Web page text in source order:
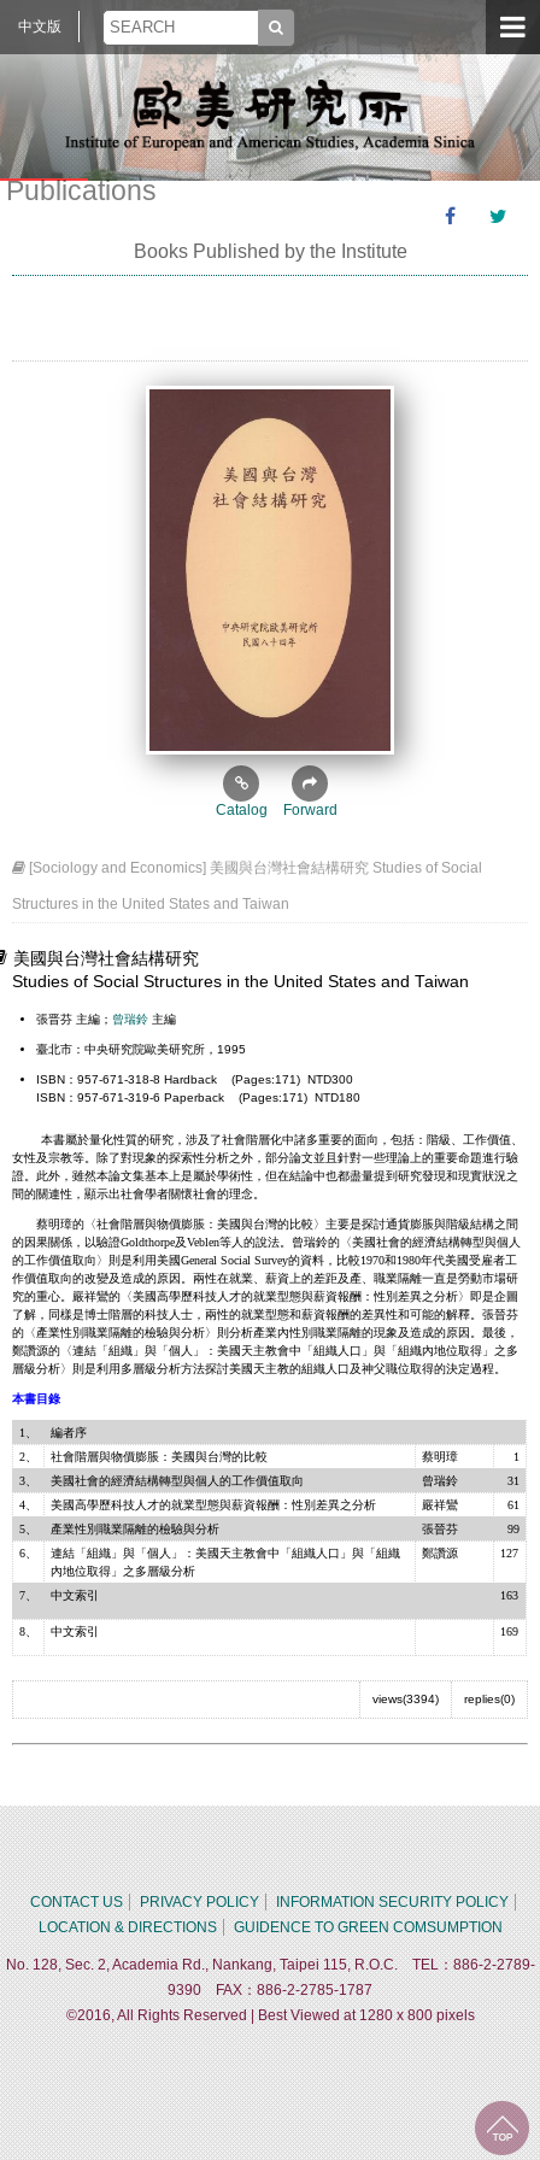
中文版
Publications
Books Published by the Institute
Catalog Forward
[Sociology and Economics] 美國與台灣社會結構研究 Studies of Social
Structures in the United States and Taiwan
美國與台灣社會結構研究
Studies of Social Structures in the United States and Taiwan
張晋芬 主編； 曾瑞鈴 主編
臺北市：中央研究院歐美研究所，1995
ISBN：957-671-318-8 Hardback (Pages:171) NTD300
ISBN：957-671-319-6 Paperback (Pages:171) NTD180
本書屬於量化性質的研究，涉及了社會階層化中諸多重要的面向，包括：階級、工作價值、
女性及宗教等。除了對現象的探索性分析之外，部分論文並且針對一些理論上的重要命題進行驗
證。此外，雖然本論文集基本上是屬於學術性，但在結論中也都盡量提到研究發現和現實狀況之
間的關連性，顯示出社會學者關懷社會的理念。
蔡明璋的〈社會階層與物價膨脹：美國與台灣的比較〉主要是探討通貨膨脹與階級結構之間
的因果關係，以驗證Goldthorpe及Veblen等人的說法。曾瑞鈴的〈美國社會的經濟結構轉型與個人
的工作價值取向〉則是利用美國General Social Survey的資料，比較1970和1980年代美國受雇者工
作價值取向的改變及造成的原因。兩性在就業、薪資上的差距及產、職業隔離一直是勞動市場研
究的重心。嚴祥鸞的〈美國高學歷科技人才的就業型態與薪資報酬：性別差異之分析〉即是企圖
了解，同樣是博士階層的科技人士，兩性的就業型態和薪資報酬的差異性和可能的解釋。張晉芬
的〈產業性別職業隔離的檢驗與分析〉則分析產業內性別職業隔離的現象及造成的原因。最後，
鄭讚源的〈連結「組織」與「個人」：美國天主教會中「組織人口」與「組織內地位取得」之多
層級分析〉則是利用多層級分析方法探討美國天主教的組織人口及神父職位取得的決定過程。
本書目錄
1、
編者序
2、
社會階層與物價膨脹：美國與台灣的比較 蔡明璋
1
3、
美國社會的經濟結構轉型與個人的工作價值取向 曾瑞鈴
31
4、
美國高學歷科技人才的就業型態與薪資報酬：性別差異之分析 嚴祥鸞
61
5、
產業性別職業隔離的檢驗與分析 張晉芬
99
6、
連結「組織」與「個人」：美國天主教會中「組織人口」與「組織
內地位取得」之多層級分析
鄭讚源 127
7、 中文索引 163
8、 中文索引 169
replies(0)
views(3394)
CONTACT US PRIVACY POLICY
INFORMATION SECURITY POLICY
LOCATION & DIRECTIONS
GUIDENCE TO GREEN COMSUMPTION
No. 128, Sec. 2, Academia Rd., Nankang, Taipei 115, R.O.C. TEL：886-2-2789-
9390 FAX：886-2-2785-1787
©2016, All Rights Reserved | Best Viewed at 1280 x 800 pixels